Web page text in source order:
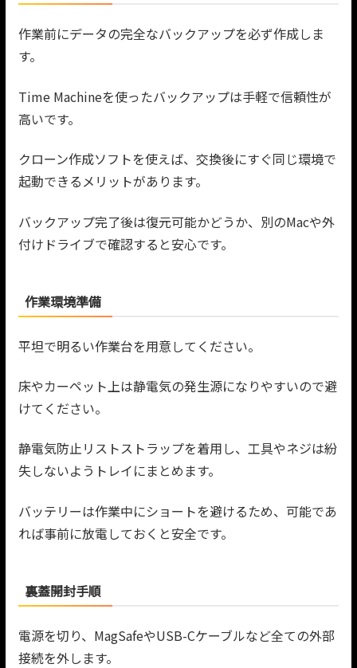
作業前にデータの完全なバックアップを必ず作成しま
す。
Time Machineを使ったバックアップは手軽で信頼性が
高いです。
クローン作成ソフトを使えば、交換後にすぐ同じ環境で
起動できるメリットがあります。
バックアップ完了後は復元可能かどうか、別のMacや外
付けドライブで確認すると安心です。
作業環境準備
平坦で明るい作業台を用意してください。
床やカーペット上は静電気の発生源になりやすいので避
けてください。
静電気防止リストストラップを着用し、工具やネジは紛
失しないようトレイにまとめます。
バッテリーは作業中にショートを避けるため、可能であ
れば事前に放電しておくと安全です。
裏蓋開封手順
電源を切り、MagSafeやUSB-Cケーブルなど全ての外部
接続を外します。